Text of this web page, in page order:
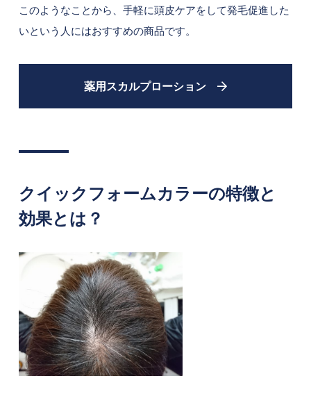
このようなことから、手軽に頭皮ケアをして発毛促進した
いという人にはおすすめの商品です。
薬用スカルプローション
クイックフォームカラーの特徴と
効果とは？